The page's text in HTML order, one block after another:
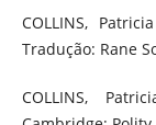
COLLINS,
Tradução: Rane
COLLINS,